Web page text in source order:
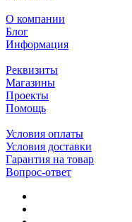
О компании
Блог
Информация
Реквизиты
Магазины
Проекты
Помощь
Условия оплаты
Условия доставки
Гарантия на товар
Вопрос-ответ